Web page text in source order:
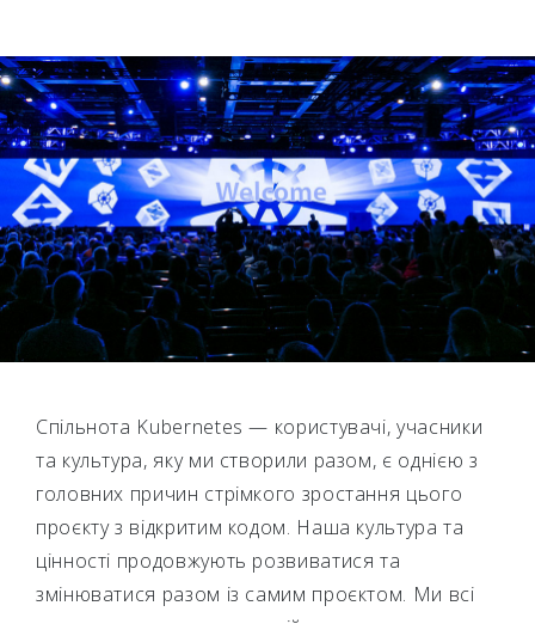
Спільнота Kubernetes — користувачі, учасники
та культура, яку ми створили разом, є однією з
головних причин стрімкого зростання цього
проєкту з відкритим кодом. Наша культура та
цінності продовжують розвиватися та
змінюватися разом із самим проєктом. Ми всі